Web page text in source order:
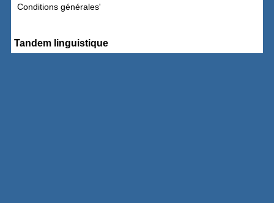
Conditions générales'
Tandem linguistique